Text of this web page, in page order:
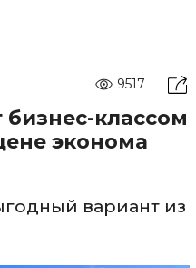
9517
бизнес-классом
эконома
вариант из